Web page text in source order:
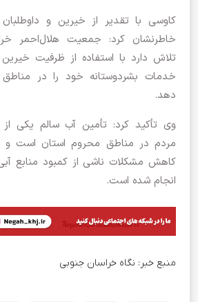
کاوسی با تقدیر از خیرین و
خاطرنشان کرد: جمعیت هلال‌احمر
تلاش دارد با استفاده از ظرفیت
خدمات بشر‌دوستانه خود را در
دهد.
وی تأکید کرد: تأمین آب سالم یکی از
مردم در مناطق محروم استان است و
کاهش مشکلات ناشی از کمبود منابع
انجام شده است.
منبع خبر: نگاه خراسان جنوبی